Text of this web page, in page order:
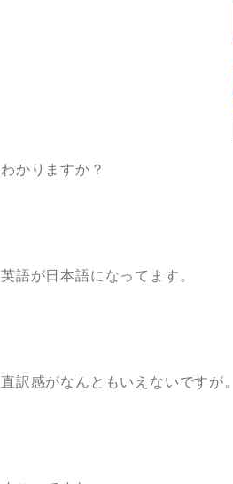
わかりますか？
英語が日本語になってます。
直訳感がなんともいえないですが。